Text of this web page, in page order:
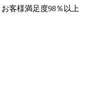
お客様満足度98％以上